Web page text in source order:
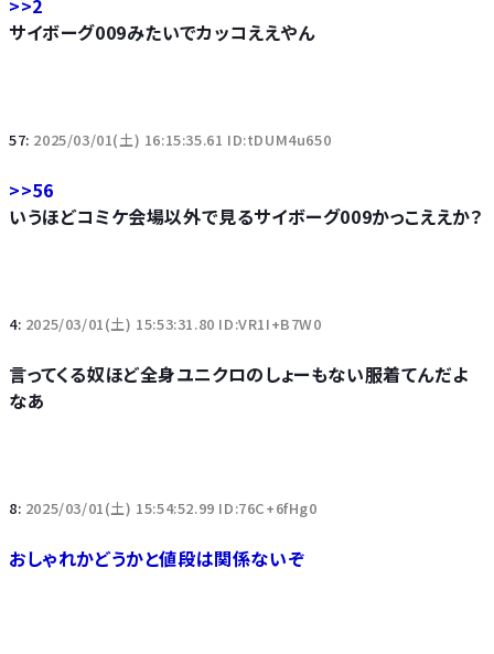
>>2
サイボーグ009みたいでカッコええやん
57: 2025/03/01(土) 16:15:35.61 ID:tDUM4u650
>>56
いうほどコミケ会場以外で見るサイボーグ009かっこええか？
4: 2025/03/01(土) 15:53:31.80 ID:VR1I+B7W0
言ってくる奴ほど全身ユニクロのしょーもない服着てんだよ
なあ
8: 2025/03/01(土) 15:54:52.99 ID:76C+6fHg0
おしゃれかどうかと値段は関係ないぞ